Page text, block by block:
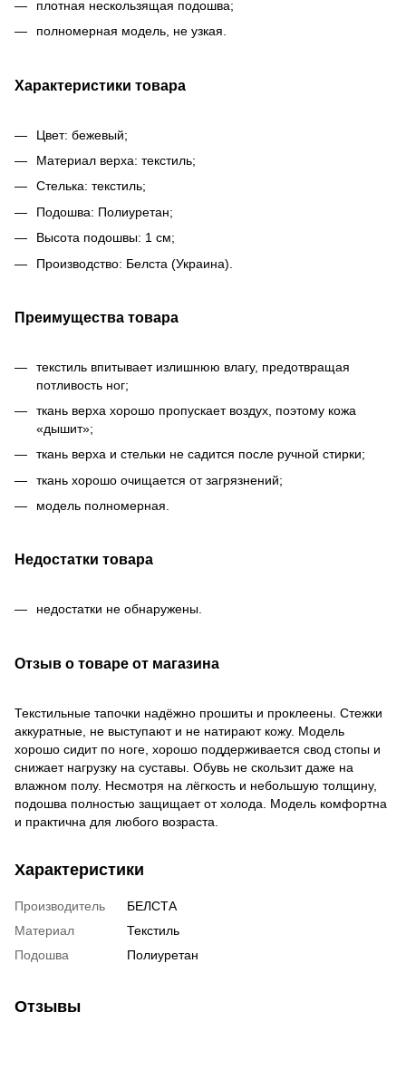
плотная нескользящая подошва;
полномерная модель, не узкая.
Характеристики товара
Цвет: бежевый;
Материал верха: текстиль;
Стелька: текстиль;
Подошва: Полиуретан;
Высота подошвы: 1 см;
Производство: Белста (Украина).
Преимущества товара
текстиль впитывает излишнюю влагу, предотвращая
потливость ног;
ткань верха хорошо пропускает воздух, поэтому кожа
«дышит»;
ткань верха и стельки не садится после ручной стирки;
ткань хорошо очищается от загрязнений;
модель полномерная.
Недостатки товара
недостатки не обнаружены.
Отзыв о товаре от магазина
Текстильные тапочки надёжно прошиты и проклеены. Стежки
аккуратные, не выступают и не натирают кожу. Модель
хорошо сидит по ноге, хорошо поддерживается свод стопы и
снижает нагрузку на суставы. Обувь не скользит даже на
влажном полу. Несмотря на лёгкость и небольшую толщину,
подошва полностью защищает от холода. Модель комфортна
и практична для любого возраста.
Характеристики
Производитель
БЕЛСТА
Материал
Текстиль
Подошва
Полиуретан
Отзывы